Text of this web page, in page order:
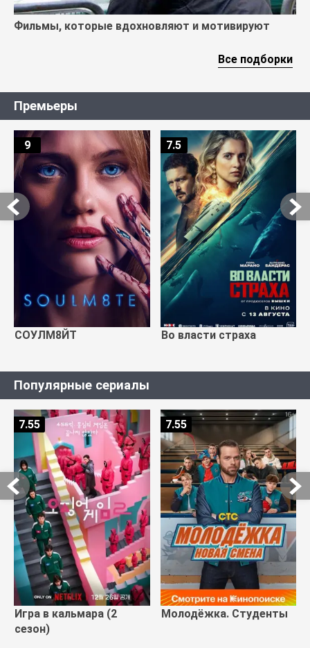
Фильмы, которые вдохновляют и мотивируют
Все подборки
Премьеры
СОУЛМ8ЙТ
9
Во власти страха
7.5
Популярные сериалы
Игра в кальмара (2
сезон)
7.55
Молодёжка. Студенты
7.55